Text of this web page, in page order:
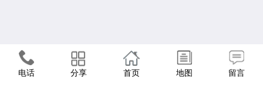
电话 分享 首页 地图 留言